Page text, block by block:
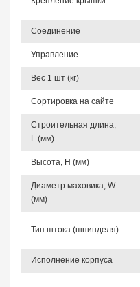
Соединение
Управление
Вес 1 шт (кг)
Сортировка на сайте
Строительная длина,
L (мм)
Высота, Н (мм)
Диаметр маховика, W
(мм)
Тип штока (шпинделя)
Исполнение корпуса